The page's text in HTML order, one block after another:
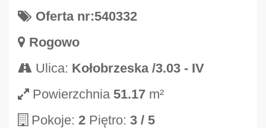
Oferta nr:540332
Rogowo
Ulica: Kołobrzeska /3.03 - IV
Powierzchnia 51.17 m²
Pokoje: 2 Piętro: 3 / 5